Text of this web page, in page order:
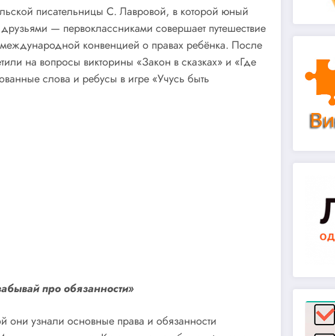
писательницы С. Лавровой, в которой юный
— первоклассниками совершает путешествие
конвенцией о правах ребёнка. После
на вопросы викторины «Закон в сказках» и «Где
слова и ребусы в игре «Учусь быть
про обязанности»
они узнали основные права и обязанности